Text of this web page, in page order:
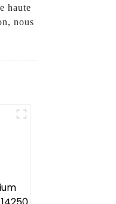
haute
nous